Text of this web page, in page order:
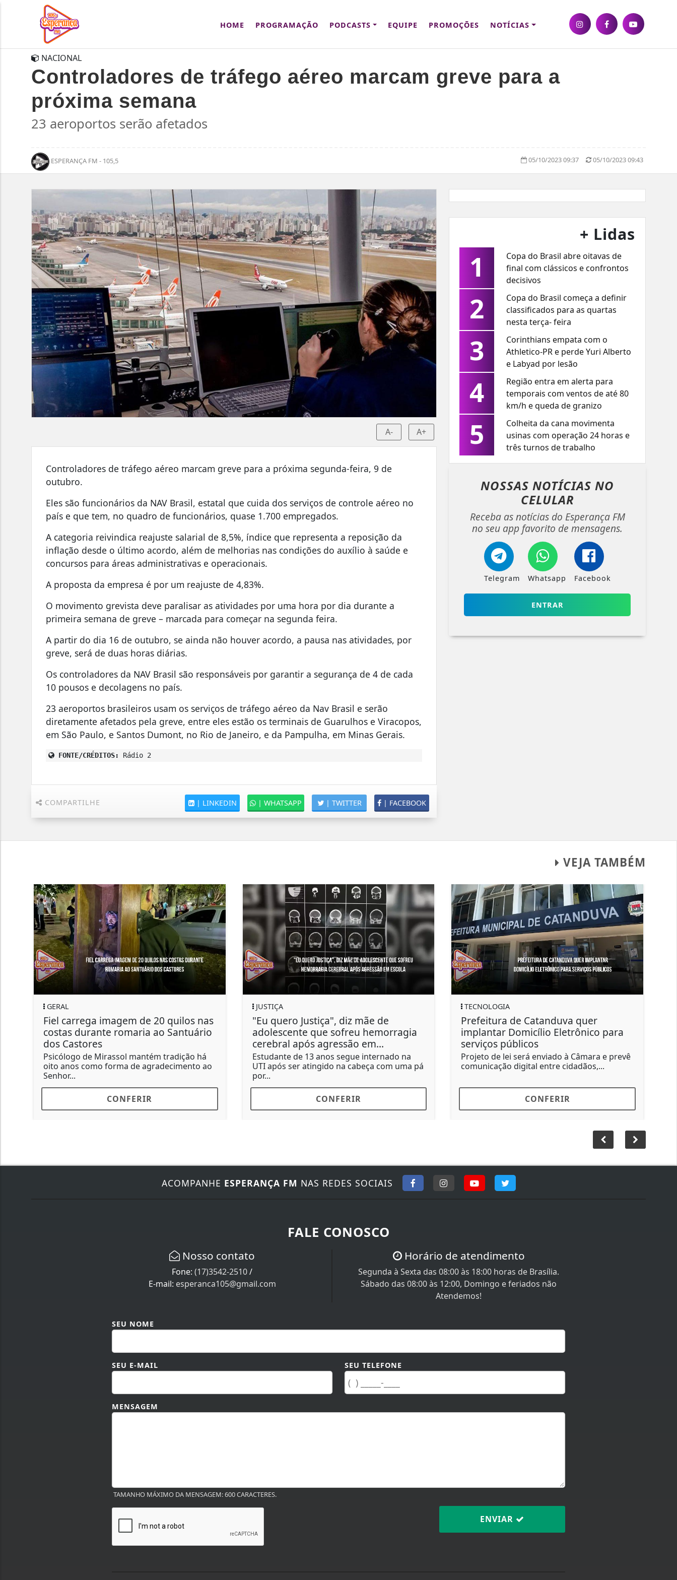
HOME PROGRAMAÇÃO PODCASTS EQUIPE PROMOÇÕES NOTÍCIAS
NACIONAL
Controladores de tráfego aéreo marcam greve para a
próxima semana
23 aeroportos serão afetados
ESPERANÇA FM - 105,5 05/10/2023 09:37 05/10/2023 09:43
A- A+
Controladores de tráfego aéreo marcam greve para a próxima segunda-feira, 9 de
outubro.
Eles são funcionários da NAV Brasil, estatal que cuida dos serviços de controle aéreo no
país e que tem, no quadro de funcionários, quase 1.700 empregados.
A categoria reivindica reajuste salarial de 8,5%, índice que representa a reposição da
inflação desde o último acordo, além de melhorias nas condições do auxílio à saúde e
concursos para áreas administrativas e operacionais.
A proposta da empresa é por um reajuste de 4,83%.
O movimento grevista deve paralisar as atividades por uma hora por dia durante a
primeira semana de greve – marcada para começar na segunda feira.
A partir do dia 16 de outubro, se ainda não houver acordo, a pausa nas atividades, por
greve, será de duas horas diárias.
Os controladores da NAV Brasil são responsáveis por garantir a segurança de 4 de cada
10 pousos e decolagens no país.
23 aeroportos brasileiros usam os serviços de tráfego aéreo da Nav Brasil e serão
diretamente afetados pela greve, entre eles estão os terminais de Guarulhos e Viracopos,
em São Paulo, e Santos Dumont, no Rio de Janeiro, e da Pampulha, em Minas Gerais.
FONTE/CRÉDITOS: Rádio 2
COMPARTILHE | FACEBOOK
| TWITTER
| WHATSAPP
| LINKEDIN
+ Lidas
1
Copa do Brasil abre oitavas de
final com clássicos e confrontos
decisivos
2
Copa do Brasil começa a definir
classificados para as quartas
nesta terça- feira
3
Corinthians empata com o
Athletico-PR e perde Yuri Alberto
e Labyad por lesão
4
Região entra em alerta para
temporais com ventos de até 80
km/h e queda de granizo
5
Colheita da cana movimenta
usinas com operação 24 horas e
três turnos de trabalho
NOSSAS NOTÍCIASNO
CELULAR
Receba as notícias do Esperança FM
no seu app favorito de mensagens.
Telegram Whatsapp Facebook
ENTRAR
VEJA TAMBÉM
nas
ao
"Eu quero Justiça", diz mãe de
adolescente que sofreu hemorragia
cerebral após agressão em...
Estudante de 13 anos segue internado na
UTI após ser atingido na cabeça com uma pá
CONFERIR
Prefeitura de Catanduva quer
implantar Domicílio Eletrônico para
serviços públicos
Projeto de lei será enviado à Câmara e prevê
comunicação digital entre cidadãos,...
CONFERIR
ECONOMIA
PIB de Catanduva ultrapassa R$ 7
bilhões pela primeira vez, aponta
estudo
Economia do município cresceu 34,7% em
dois anos e reforça a força dos setores de...
CONFERIR
ACOMPANHE ESPERANÇA FM NAS REDES SOCIAIS
FALE CONOSCO
Nosso contato
Fone:(17)3542-2510/
E-mail: esperanca105@gmail.com
Horário de atendimento
Segunda à Sexta das 08:00 às 18:00 horas de Brasília.
Sábado das 08:00 às 12:00, Domingo e feriados não
Atendemos!
SEU NOME
SEU E-MAIL SEU TELEFONE
MENSAGEM
TAMANHO MÁXIMO DA MENSAGEM: 600 CARACTERES.
ENVIAR